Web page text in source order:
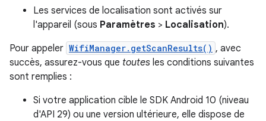
Les services de localisation sont activés sur
l'appareil (sous Paramètres > Localisation).
Pour appeler WifiManager.getScanResults() , avec
succès, assurez-vous que toutes les conditions suivantes
sont remplies :
Si votre application cible le SDK Android 10 (niveau
d'API 29) ou une version ultérieure, elle dispose de